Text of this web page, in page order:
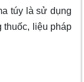
túy là sử dụng
thuốc, liệu pháp